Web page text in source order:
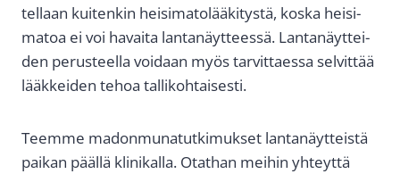
tel­laan kui­ten­kin hei­si­ma­to­lää­ki­tys­tä, kos­ka hei­si­
ma­toa ei voi havai­ta lan­ta­näyt­tees­sä. Lan­ta­näyt­tei­
den perus­teel­la voi­daan myös tar­vit­taes­sa sel­vit­tää
lääk­kei­den tehoa tal­li­koh­tai­ses­ti.
Teem­me madon­mu­na­tut­ki­muk­set lan­ta­näyt­teis­tä
pai­kan pääl­lä kli­ni­kal­la. Otat­han mei­hin yhteyt­tä